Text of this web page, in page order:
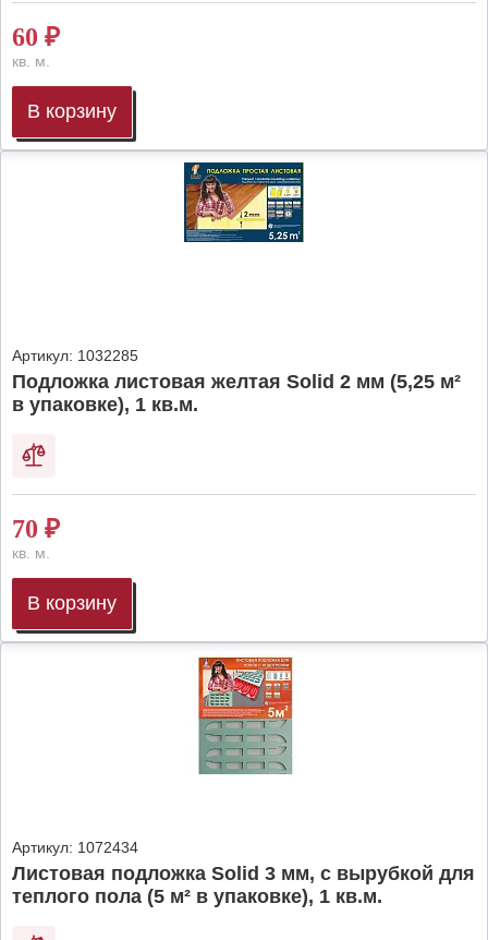
60 ₽
кв. м.
В корзину
Артикул: 1032285
Подложка листовая желтая Solid 2 мм (5,25 м²
в упаковке), 1 кв.м.
70 ₽
кв. м.
В корзину
Артикул: 1072434
Листовая подложка Solid 3 мм, с вырубкой для
теплого пола (5 м² в упаковке), 1 кв.м.